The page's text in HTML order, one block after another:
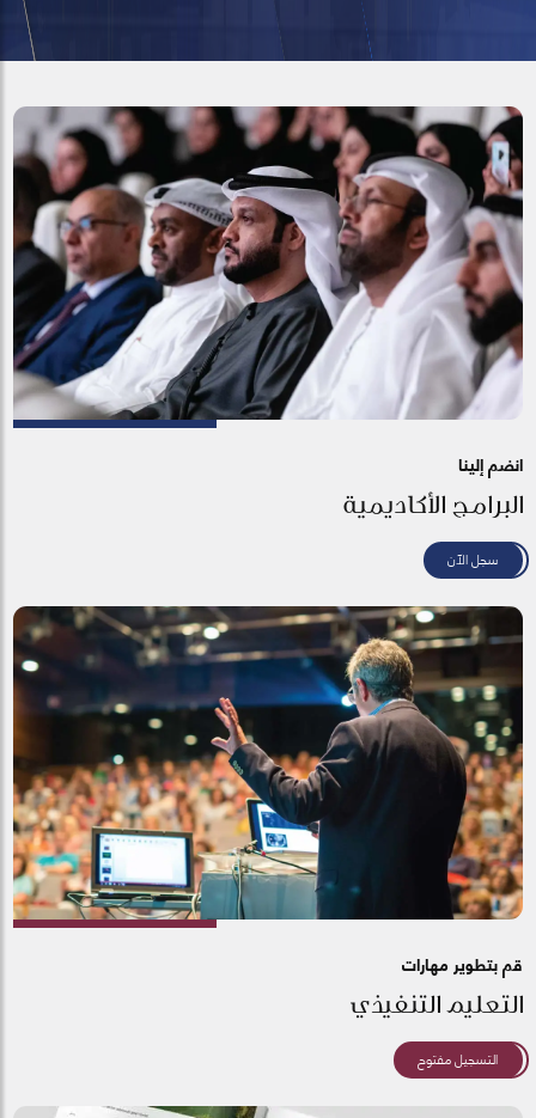
انضم إلينا
البرامج الأكاديمية
سجل الآن
قم بتطوير مهارات
التعليم التنفيذي
التسجيل مفتوح